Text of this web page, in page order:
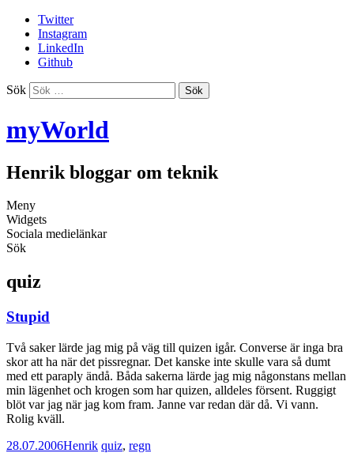
Twitter
Instagram
LinkedIn
Github
Sök
myWorld
Henrik bloggar om teknik
Meny
Widgets
Sociala medielänkar
Sök
quiz
Stupid
Två saker lärde jag mig på väg till quizen igår. Converse är inga bra
skor att ha när det pissregnar. Det kanske inte skulle vara så dumt
med ett paraply ändå. Båda sakerna lärde jag mig någonstans mellan
min lägenhet och krogen som har quizen, alldeles försent. Ruggigt
blöt var jag när jag kom fram. Janne var redan där då. Vi vann.
Rolig kväll.
28.07.2006Henrik quiz, regn